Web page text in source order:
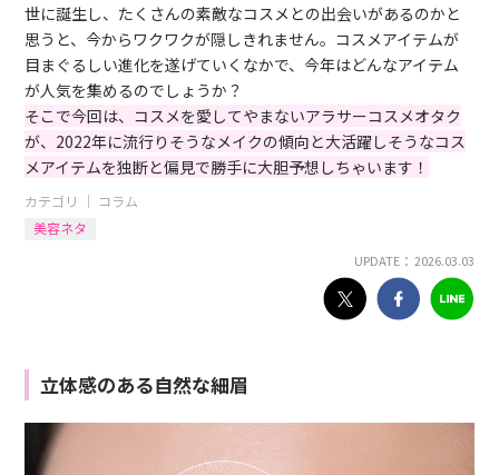
世に誕生し、たくさんの素敵なコスメとの出会いがあるのかと
思うと、今からワクワクが隠しきれません。コスメアイテムが
目まぐるしい進化を遂げていくなかで、今年はどんなアイテム
が人気を集めるのでしょうか？
そこで今回は、コスメを愛してやまないアラサーコスメオタク
が、2022年に流行りそうなメイクの傾向と大活躍しそうなコス
メアイテムを独断と偏見で勝手に大胆予想しちゃいます！
カテゴリ ｜ コラム
美容ネタ
UPDATE： 2026.03.03
立体感のある自然な細眉